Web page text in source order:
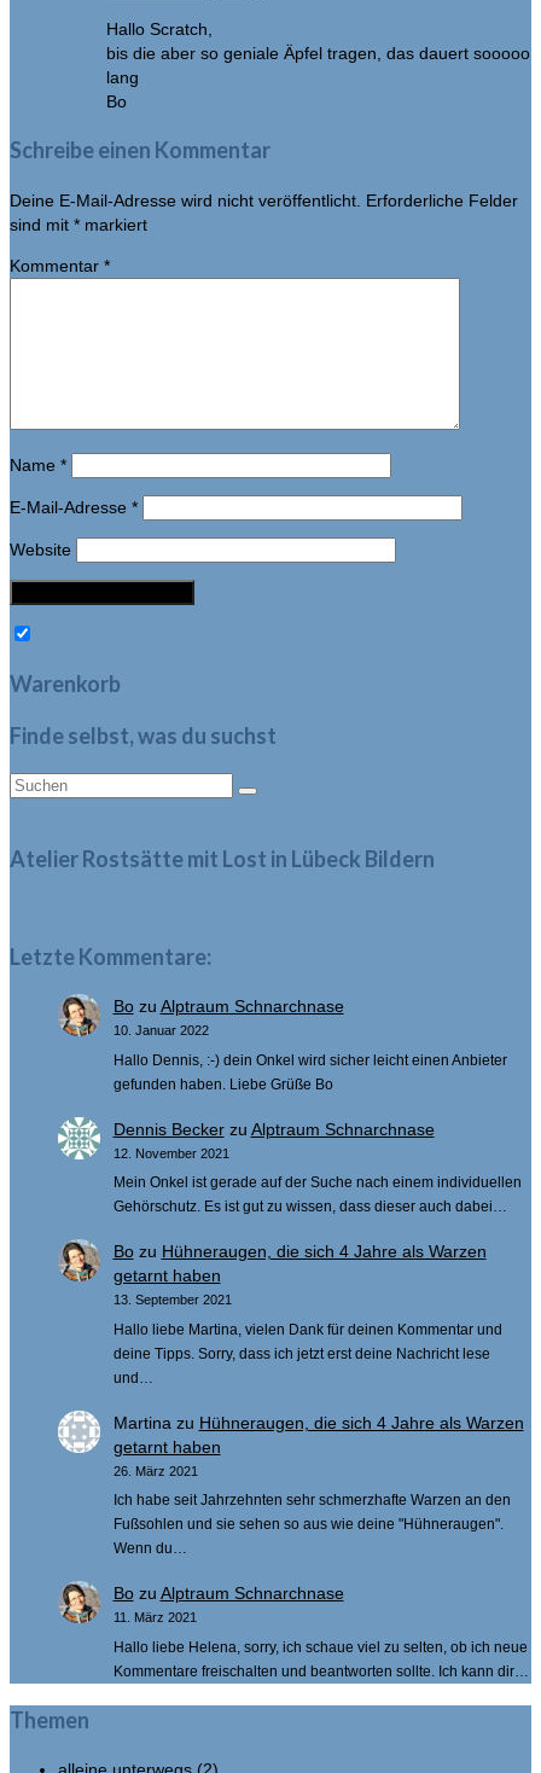
Hallo Scratch,
bis die aber so geniale Äpfel tragen, das dauert sooooo
lang
Bo
Schreibe einen Kommentar
Deine E-Mail-Adresse wird nicht veröffentlicht. Erforderliche Felder
sind mit * markiert
Kommentar *
Name *
E-Mail-Adresse *
Website
Warenkorb
Finde selbst, was du suchst
Suche
Atelier Rostsätte mit Lost in Lübeck Bildern
Letzte Kommentare:
Bozu Alptraum Schnarchnase
10. Januar 2022
Hallo Dennis, :-) dein Onkel wird sicher leicht einen Anbieter
gefunden haben. Liebe Grüße Bo
Dennis Beckerzu Alptraum Schnarchnase
12. November 2021
Mein Onkel ist gerade auf der Suche nach einem individuellen
Gehörschutz. Es ist gut zu wissen, dass dieser auch dabei…
Bozu Hühneraugen, die sich 4 Jahre als Warzen
getarnt haben
13. September 2021
Hallo liebe Martina, vielen Dank für deinen Kommentar und
deine Tipps. Sorry, dass ich jetzt erst deine Nachricht lese
und…
Martina zu Hühneraugen, die sich 4 Jahre als Warzen
getarnt haben
26. März 2021
Ich habe seit Jahrzehnten sehr schmerzhafte Warzen an den
Fußsohlen und sie sehen so aus wie deine "Hühneraugen".
Wenn du…
Bozu Alptraum Schnarchnase
11. März 2021
Hallo liebe Helena, sorry, ich schaue viel zu selten, ob ich neue
Kommentare freischalten und beantworten sollte. Ich kann dir…
Themen